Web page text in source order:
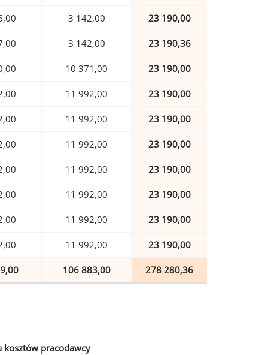
3 142,00 23 190,00
3 142,00 23 190,36
10 371,00 23 190,00
11 992,00 23 190,00
11 992,00 23 190,00
11 992,00 23 190,00
11 992,00 23 190,00
11 992,00 23 190,00
11 992,00 23 190,00
11 992,00 23 190,00
106 883,00 278 280,36
kosztów pracodawcy